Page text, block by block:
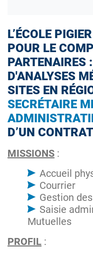
L’ÉCOLE
POUR LE
PARTENAIRES
D'ANALYSES
SITES EN
SECRÉTAIRE
D’UN
MISSIONS :
Accueil
Courrier
Gestion
Saisie
Mutuelles
PROFIL :